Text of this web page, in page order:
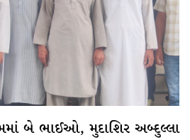
બે ભાઈઓ, મુદાશિર અબ્દુલ્લા